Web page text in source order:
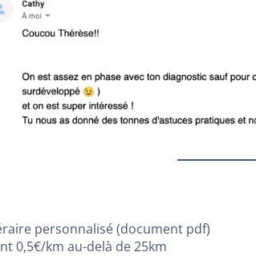
personnalisé (document pdf)
0,5€/km au-delà de 25km